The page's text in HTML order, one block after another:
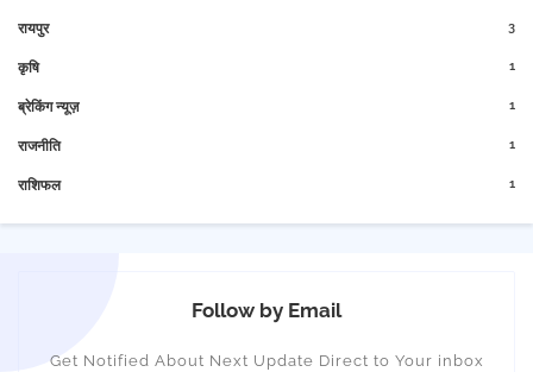
रायपुर 3
कृषि 1
ब्रेकिंग न्यूज़ 1
राजनीति 1
राशिफल 1
Follow by Email
Get Notified About Next Update Direct to Your inbox